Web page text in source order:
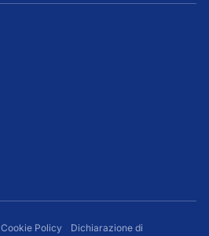
Cookie Policy Dichiarazione di